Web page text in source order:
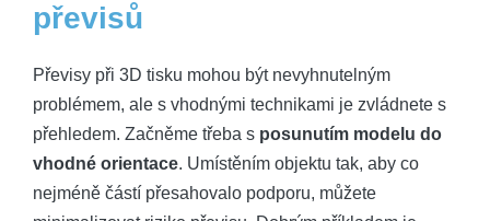
převisů
Převisy při 3D tisku mohou být nevyhnutelným
problémem, ale s vhodnými technikami je zvládnete s
přehledem. Začněme třeba s posunutím modelu do
vhodné orientace. Umístěním objektu tak, aby co
nejméně částí přesahovalo podporu, můžete